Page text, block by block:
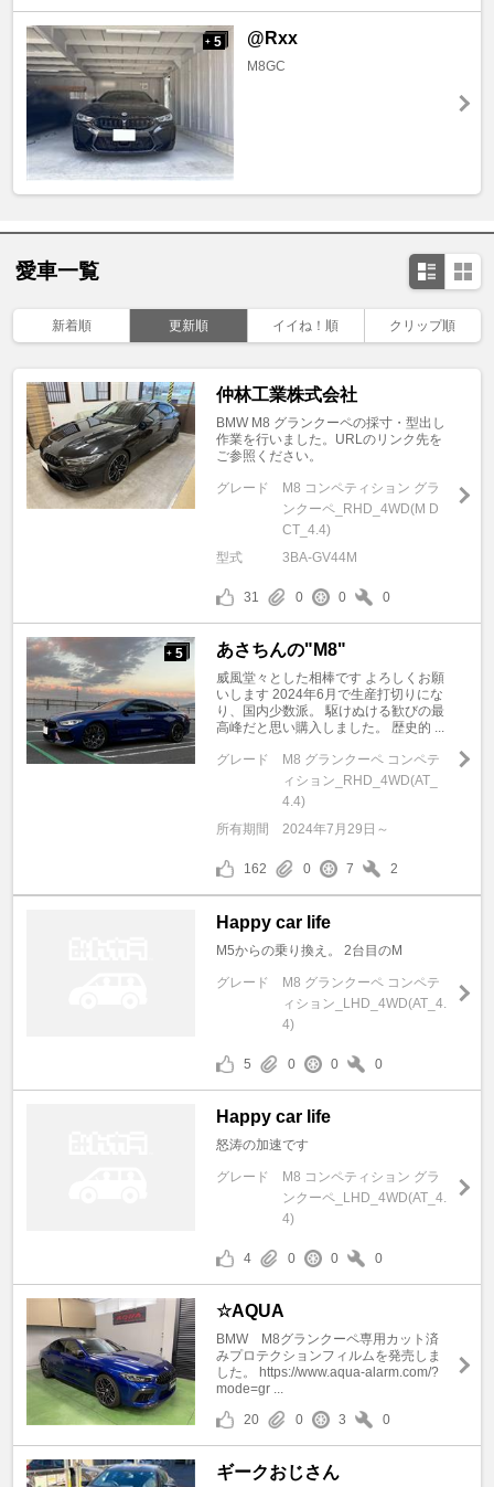
+ 5 @Rxx
M8GC
愛車一覧
新着順 更新順 イイね！順 クリップ順
仲林工業株式会社
BMW M8 グランクーペの採寸・型出し
作業を行いました。URLのリンク先を
ご参照ください。
グレード
M8 コンペティション グラ
ンクーペ_RHD_4WD(M D
CT_4.4)
型式
3BA-GV44M
31 0 0 0
+ 5 あさちんの"M8"
威風堂々とした相棒です よろしくお願
いします 2024年6月で生産打切りにな
り、国内少数派。 駆けぬける歓びの最
高峰だと思い購入しました。 歴史的 ...
グレード
M8 グランクーペ コンペテ
ィション_RHD_4WD(AT_
4.4)
所有期間
2024年7月29日～
162 0 7 2
Happy car life
M5からの乗り換え。 2台目のM
グレード
M8 グランクーペ コンペテ
ィション_LHD_4WD(AT_4.
4)
5 0 0 0
Happy car life
怒涛の加速です
グレード
M8 コンペティション グラ
ンクーペ_LHD_4WD(AT_4.
4)
4 0 0 0
☆AQUA
BMW M8グランクーペ専用カット済
みプロテクションフィルムを発売しま
した。 https://www.aqua-alarm.com/?
mode=gr ...
20
0 3 0
ギークおじさん